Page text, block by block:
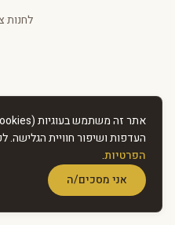
לחנות·
העדפות ושיפור חוויית הגלישה.
הפרטיות.
אני מסכים/ה